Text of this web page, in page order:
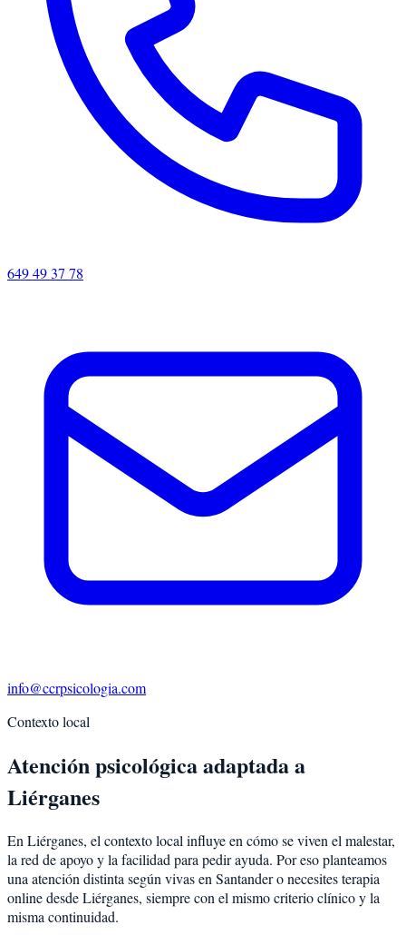
649 49 37 78
info@ccrpsicologia.com
Contexto local
Atención psicológica adaptada a
Liérganes
En Liérganes, el contexto local influye en cómo se viven el malestar,
la red de apoyo y la facilidad para pedir ayuda. Por eso planteamos
una atención distinta según vivas en Santander o necesites terapia
online desde Liérganes, siempre con el mismo criterio clínico y la
misma continuidad.